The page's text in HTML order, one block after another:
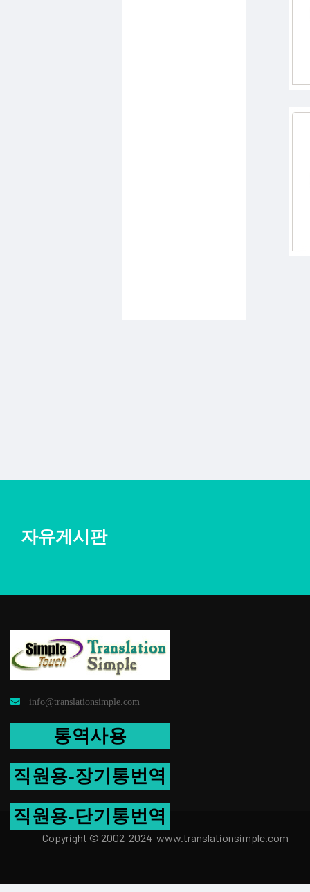
자유게시판
info@translationsimple.com
통역사용
직원용-장기통번역
직원용-단기통번역
Copyright © 2002-2024